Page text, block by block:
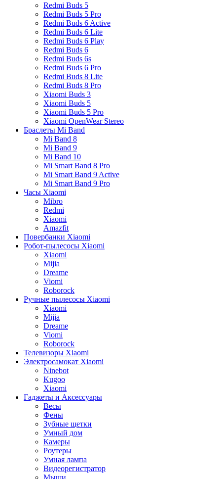
Redmi Buds 5
Redmi Buds 5 Pro
Redmi Buds 6 Active
Redmi Buds 6 Lite
Redmi Buds 6 Play
Redmi Buds 6
Redmi Buds 6s
Redmi Buds 6 Pro
Redmi Buds 8 Lite
Redmi Buds 8 Pro
Xiaomi Buds 3
Xiaomi Buds 5
Xiaomi Buds 5 Pro
Xiaomi OpenWear Stereo
Браслеты Mi Band
Mi Band 8
Mi Band 9
Mi Band 10
Mi Smart Band 8 Pro
Mi Smart Band 9 Active
Mi Smart Band 9 Pro
Часы Xiaomi
Mibro
Redmi
Xiaomi
Amazfit
Повербанки Xiaomi
Робот-пылесосы Xiaomi
Xiaomi
Mijia
Dreame
Viomi
Roborock
Ручные пылесосы Xiaomi
Xiaomi
Mijia
Dreame
Viomi
Roborock
Телевизоры Xiaomi
Электросамокат Xiaomi
Ninebot
Kugoo
Xiaomi
Гаджеты и Аксессуары
Весы
Фены
Зубные щетки
Умный дом
Камеры
Роутеры
Умная лампа
Видеорегистратор
Мыши